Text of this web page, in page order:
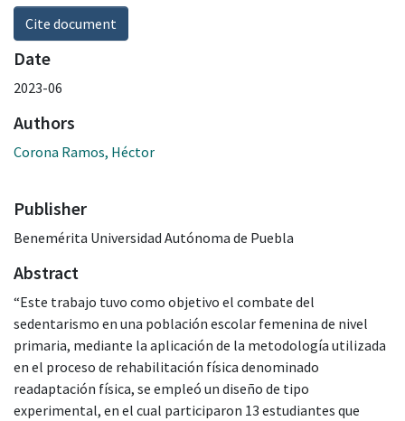
Cite document
Date
2023-06
Authors
Corona Ramos, Héctor
Publisher
Benemérita Universidad Autónoma de Puebla
Abstract
“Este trabajo tuvo como objetivo el combate del
sedentarismo en una población escolar femenina de nivel
primaria, mediante la aplicación de la metodología utilizada
en el proceso de rehabilitación física denominado
readaptación física, se empleó un diseño de tipo
experimental, en el cual participaron 13 estudiantes que